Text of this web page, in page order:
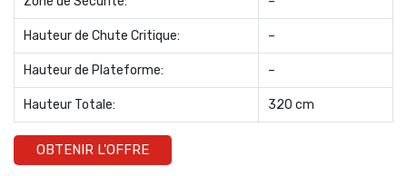
Hauteur de Chute Critique: –
Hauteur de Plateforme: –
Hauteur Totale: 320 cm
OBTENIR L'OFFRE